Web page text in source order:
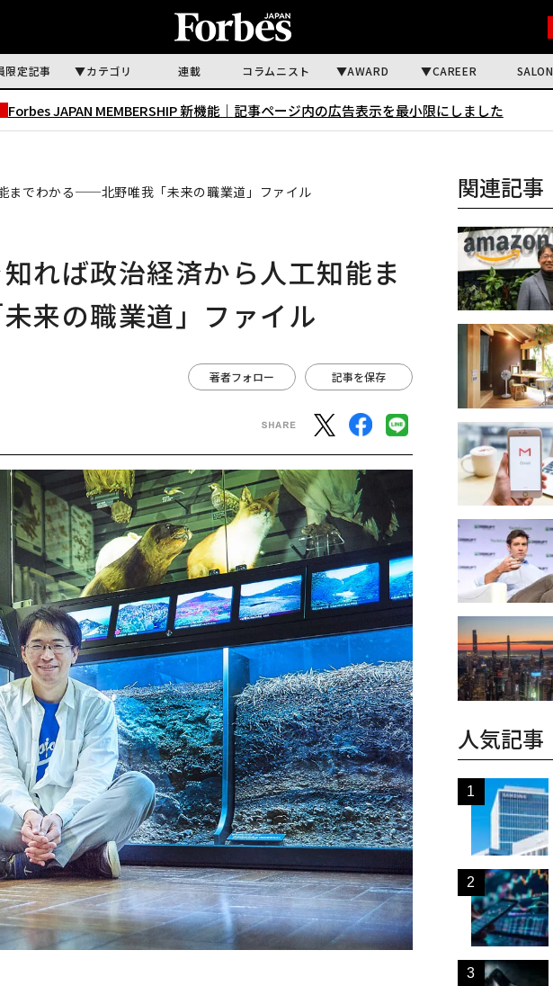
限定記事 カテゴリ 連載 コラムニスト AWARD CAREER SALON
Forbes JAPAN MEMBERSHIP 新機能｜ 記事ページ内の広告表示を最小限にしました
までわかる──北野唯我「未来の職業道」ファイル
れば政治経済から人工知能ま
来の職業道」ファイル
著者フォロー 記事を保存
関連記事
人気記事